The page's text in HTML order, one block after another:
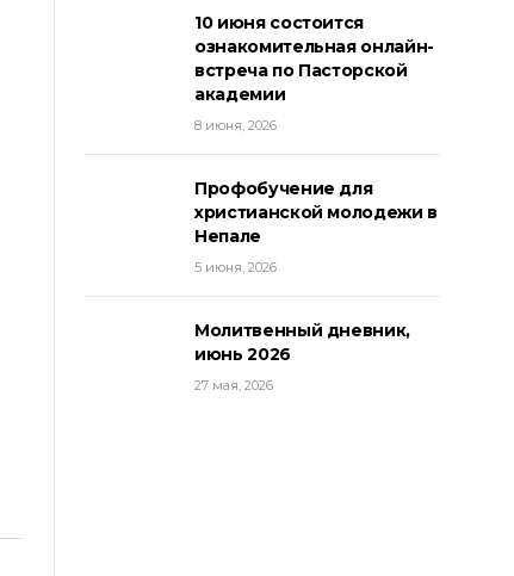
10 июня состоится
ознакомительная онлайн-
встреча по Пасторской
академии
8 июня, 2026
Профобучение для
христианской молодежи в
Непале
5 июня, 2026
Молитвенный дневник,
июнь 2026
27 мая, 2026